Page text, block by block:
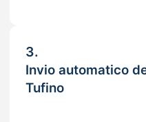
3.
Invio automatico
Tufino